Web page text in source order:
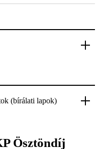
(bírálati lapok)
Ösztöndíj